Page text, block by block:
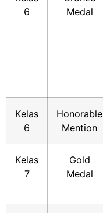
6
Medal
Kelas
6
Honorable
Mention
Kelas
7
Gold
Medal